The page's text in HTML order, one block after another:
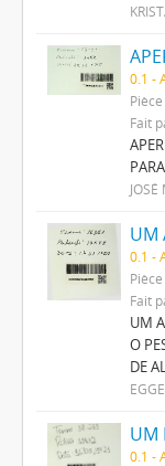
0.1 -
Pièce
Fait
0.1 -
Pièce
Fait
UM
O
DE
0.1 -